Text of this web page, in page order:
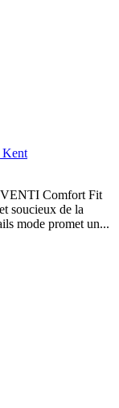
VENTI Comfort Fit
soucieux de la
mode promet un...